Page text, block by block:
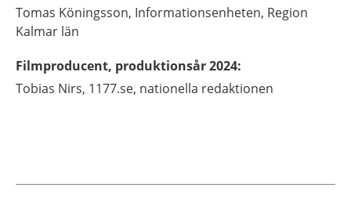
Tomas Köningsson, Informationsenheten, Region
Kalmar län
Filmproducent, produktionsår 2024:
Tobias Nirs, 1177.se, nationella redaktionen